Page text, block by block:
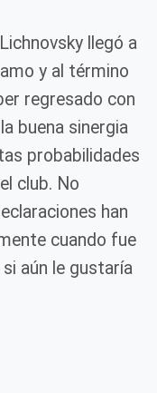
llegó a
y al término
regresado con
buena sinergia
probabilidades
club. No
han
cuando fue
aún le gustaría